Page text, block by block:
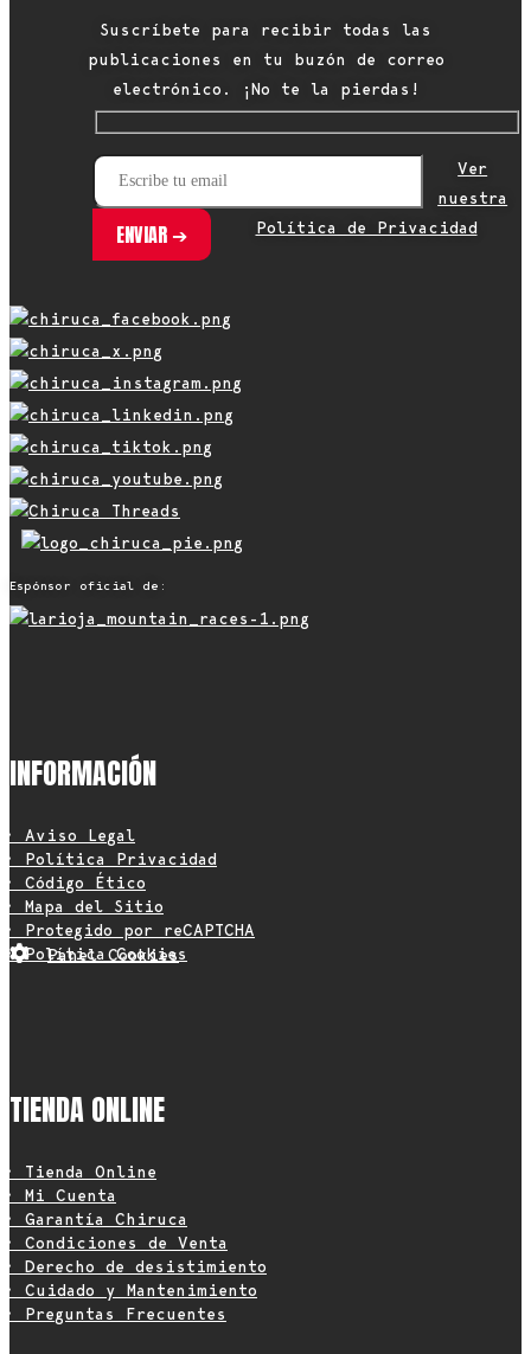
Suscríbete para recibir todas las
publicaciones en tu buzón de correo
electrónico. ¡No te la pierdas!
Ver
nuestra
Política de Privacidad
Espónsor oficial de:
INFORMACIÓN
• Aviso Legal
• Política Privacidad
• Código Ético
• Mapa del Sitio
• Protegido por reCAPTCHA
• Política Cookies
Panel Cookies
TIENDA ONLINE
• Tienda Online
• Mi Cuenta
• Garantía Chiruca
• Condiciones de Venta
• Derecho de desistimiento
• Cuidado y Mantenimiento
• Preguntas Frecuentes